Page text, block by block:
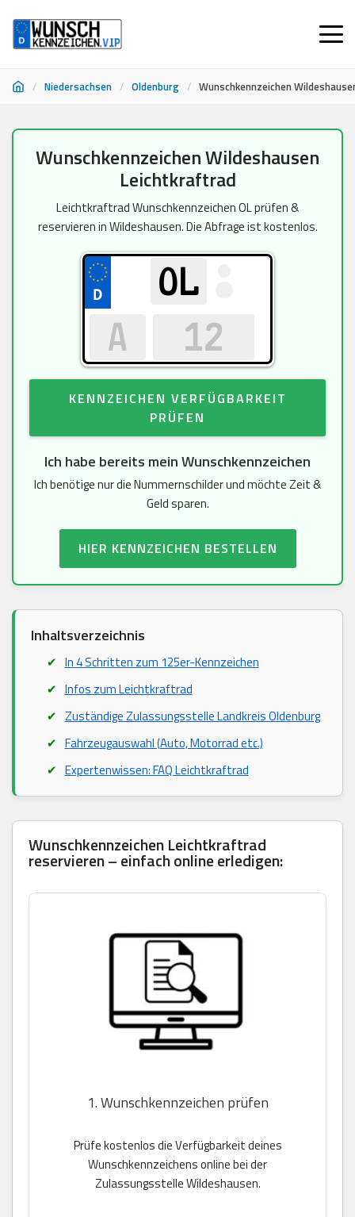
/ Niedersachsen / Oldenburg / Wunschkennzeichen
InhaltWunschkennzeichen Wildeshausen
Leichtkraftrad
Leichtkraftrad Wunschkennzeichen OL prüfen &
reservieren in Wildeshausen. Die Abfrage ist kostenlos.
KENNZEICHEN VERFÜGBARKEIT
PRÜFEN
Ich habe bereits mein Wunschkennzeichen
Ich benötige nur die Nummernschilder und möchte Zeit &
Geld sparen.
HIER KENNZEICHEN BESTELLEN
Inhaltsverzeichnis
In 4 Schritten zum 125er-Kennzeichen
Infos zum Leichtkraftrad
Zuständige Zulassungsstelle Landkreis Oldenburg
Fahrzeugauswahl (Auto, Motorrad etc.)
Expertenwissen: FAQ Leichtkraftrad
Wunschkennzeichen Leichtkraftrad
reservieren – einfach online erledigen:
1. Wunschkennzeichen prüfen
Prüfe kostenlos die Verfügbarkeit deines
Wunschkennzeichens online bei der
Zulassungsstelle Wildeshausen.